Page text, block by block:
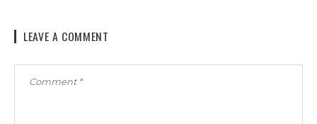
LEAVE A COMMENT